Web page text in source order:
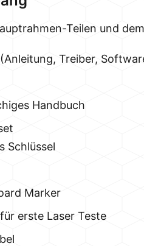
Teilen und
Treiber,
Handbuch
Schlüssel
Marker
erste Laser Teste